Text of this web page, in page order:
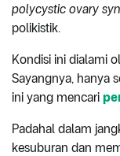
polycystic ovary
polikistik.
Kondisi ini dialami
Sayangnya, hanya
ini yang mencari
Padahal dalam
kesuburan dan